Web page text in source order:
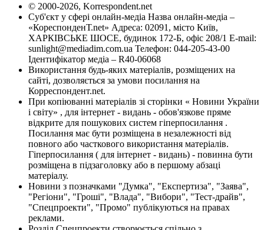
© 2000-2026, Korrespondent.net
Суб'єкт у сфері онлайн-медіа Назва онлайн-медіа –
«КореспонденТ.net» Адреса: 02091, місто Київ,
ХАРКІВСЬКЕ ШОСЕ, будинок 172-Б, офіс 208/1 E-mail:
sunlight@mediadim.com.ua Телефон: 044-205-43-00
Ідентифікатор медіа – R40-06068
Використання будь-яких матеріалів, розміщених на
сайті, дозволяється за умови посилання на
Корреспондент.net.
При копіюванні матеріалів зі сторінки « Новини України
і світу» , для інтернет - видань - обов'язкове пряме
відкрите для пошукових систем гіперпосилання .
Посилання має бути розміщена в незалежності від
повного або часткового використання матеріалів.
Гіперпосилання ( для інтернет - видань) - повинна бути
розміщена в підзаголовку або в першому абзаці
матеріалу.
Новини з позначками "Думка", "Експертиза", "Заява",
"Регіони", "Гроші", "Влада", "Вибори", "Тест-драйв",
"Спецпроекти", "Промо" публікуються на правах
реклами.